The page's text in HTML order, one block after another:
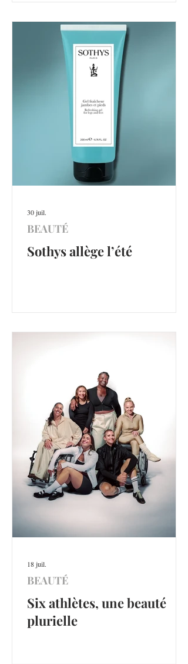
Sothys allège l’été
BEAUTÉ
30 juil.
Six athlètes, une beauté
plurielle
BEAUTÉ
18 juil.